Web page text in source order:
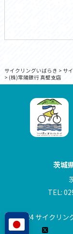
サイクリングいばらき > サ
> (株)常陽銀行 真壁支店
茨城
TEL:
© 2024 サイクリン